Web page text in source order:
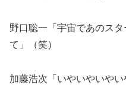
野口聡一「宇宙であのス
て」（笑）
加藤浩次「いやいやいやい